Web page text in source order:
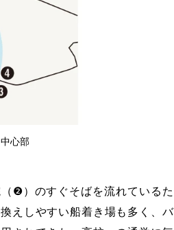
心部
❷）のすぐそばを流れているた
えしやすい船着き場も多く、バ